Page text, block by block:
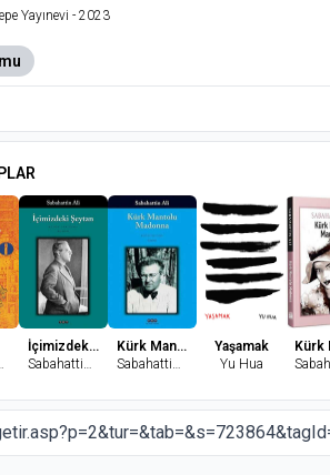
Yayınevi - 2023
İçimizdeki Şeytan
Sabahattin Ali
Kürk Mantolu Madonna
Sabahattin Ali
Yaşamak
Yu Hua